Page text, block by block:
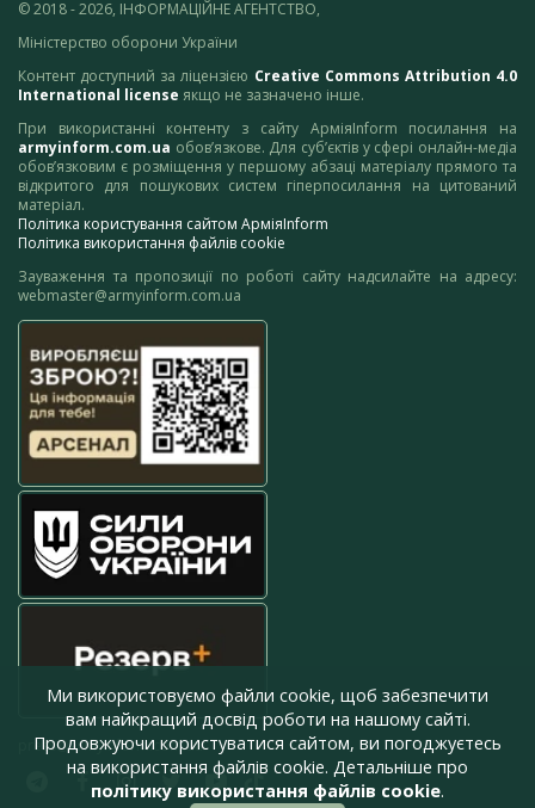
© 2018 - 2026, ІНФОРМАЦІЙНЕ АГЕНТСТВО,
Міністерство оборони України
Контент доступний за ліцензією Creative Commons Attribution 4.0
International license якщо не зазначено інше.
При використанні контенту з сайту АрміяInform посилання на
armyinform.com.ua обов’язкове. Для суб’єктів у сфері онлайн-медіа
обов’язковим є розміщення у першому абзаці матеріалу прямого та
відкритого для пошукових систем гіперпосилання на цитований
матеріал.
Політика користування сайтом АрміяInform
Політика використання файлів cookie
Зауваження та пропозиції по роботі сайту надсилайте на адресу:
webmaster@armyinform.com.ua
press@armyinform.com.ua
Ми використовуємо файли cookie, щоб забезпечити
вам найкращий досвід роботи на нашому сайті.
Продовжуючи користуватися сайтом, ви погоджуєтесь
на використання файлів cookie. Детальніше про
політику використання файлів cookie.